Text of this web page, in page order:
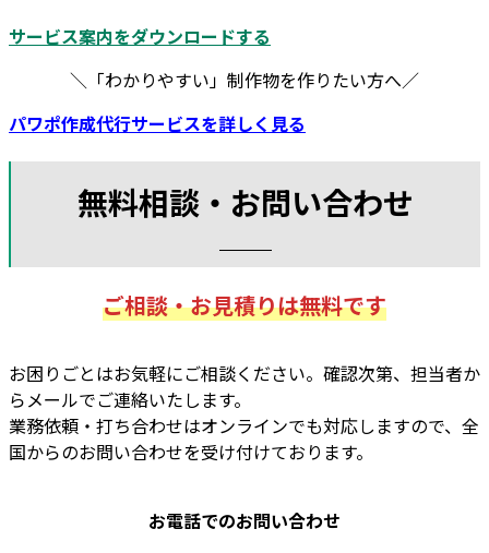
サービス案内をダウンロードする
＼「わかりやすい」制作物を作りたい方へ／
パワポ作成代行サービスを詳しく見る
無料相談・お問い合わせ
ご相談・お見積りは無料です
お困りごとはお気軽にご相談ください。確認次第、担当者か
らメールでご連絡いたします。
業務依頼・打ち合わせはオンラインでも対応しますので、全
国からのお問い合わせを受け付けております。
お電話でのお問い合わせ